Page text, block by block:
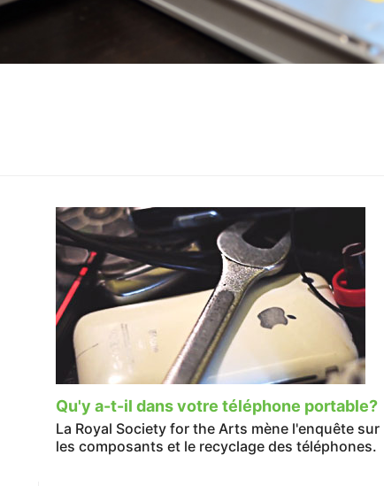
Qu'y a-t-il dans votre téléphone portable?
La Royal Society for the Arts mène l'enquête sur
les composants et le recyclage des téléphones.